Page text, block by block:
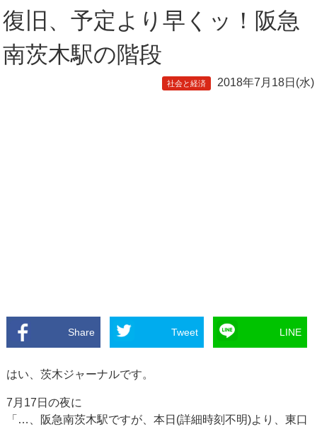
復旧、予定より早くッ！阪急
南茨木駅の階段
社会と経済 2018年7月18日(水)
Share Tweet LINE
はい、茨木ジャーナルです。
7月17日の夜に
「…、阪急南茨木駅ですが、本日(詳細時刻不明)より、東口